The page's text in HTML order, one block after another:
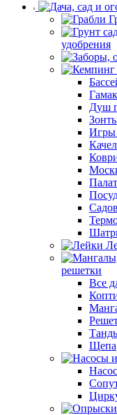
удобрения
Душ
Игры
решетки
Все
Щепа